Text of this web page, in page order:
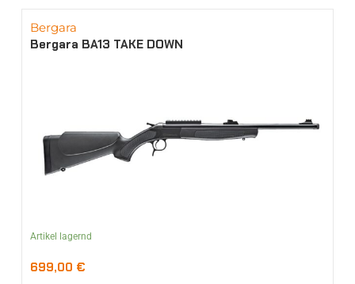
Bergara
Bergara BA13 TAKE DOWN
Artikel lagernd
699,00 €